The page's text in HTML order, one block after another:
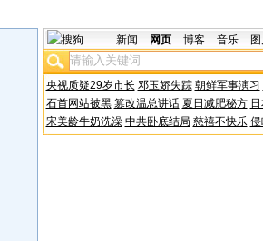
新闻 网页 博客 音乐
央视质疑29岁市长 邓玉娇失踪 朝鲜军事演习
石首网站被黑 篡改温总讲话 夏日减肥秘方
宋美龄牛奶洗澡 中共卧底结局 慈禧不快乐